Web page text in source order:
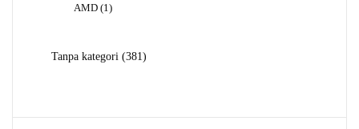
AMD 1 1
Tanpa kategori 381381